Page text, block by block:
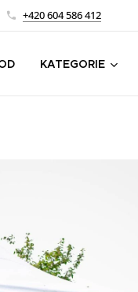
+420 604 586 412
KATEGORIE